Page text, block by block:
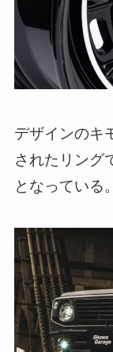
デザインのキ
されたリング
となっている。